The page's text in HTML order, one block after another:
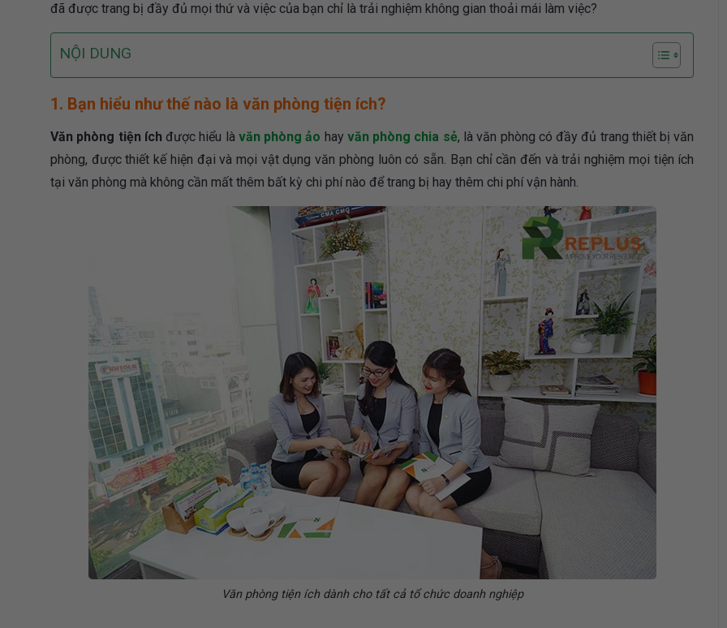
đã được trang bị đầy đủ mọi thứ và việc của bạn chỉ là trải nghiệm không gian thoải mái làm việc?
NỘI DUNG
1. Bạn hiểu như thế nào là văn phòng tiện ích?
Văn phòng tiện ích được hiểu là văn phòng ảo hay văn phòng chia sẻ, là văn phòng có đầy đủ trang thiết bị văn
phòng, được thiết kế hiện đại và mọi vật dụng văn phòng luôn có sẵn. Bạn chỉ cần đến và trải nghiệm mọi tiện ích
tại văn phòng mà không cần mất thêm bất kỳ chi phí nào để trang bị hay thêm chi phí vận hành.
Văn phòng tiện ích dành cho tất cả tổ chức doanh nghiệp